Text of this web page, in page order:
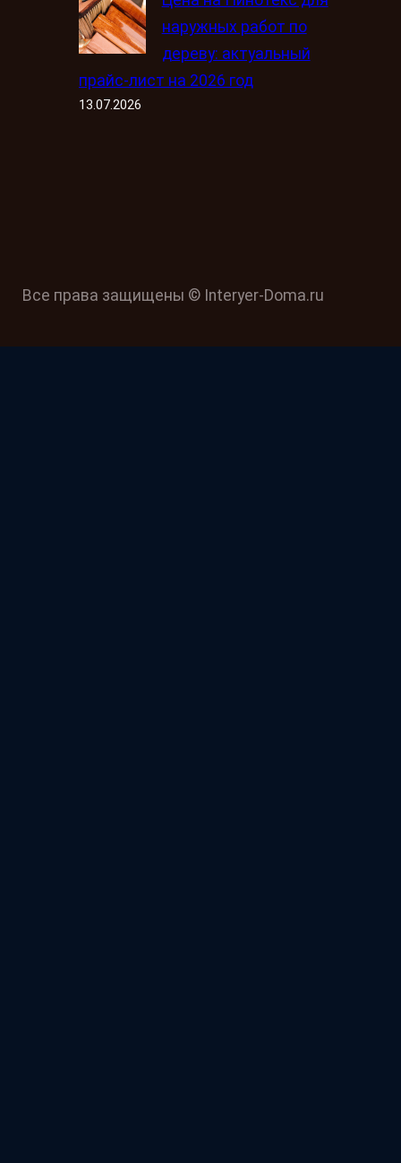
наружных работ по
дереву: актуальный
прайс-лист на 2026 год
13.07.2026
Все права защищены © Interyer-Doma.ru